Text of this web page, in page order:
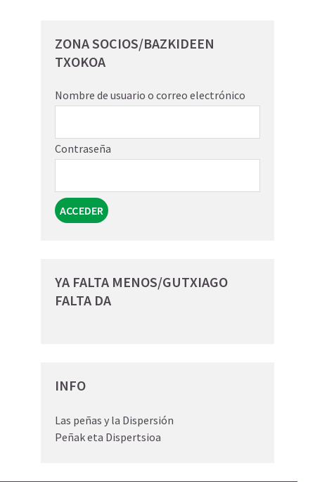
ZONA SOCIOS/BAZKIDEEN
TXOKOA
Nombre de usuario o correo electrónico
Contraseña
YA FALTA MENOS/GUTXIAGO
FALTA DA
INFO
Las peñas y la Dispersión
Peñak eta Dispertsioa